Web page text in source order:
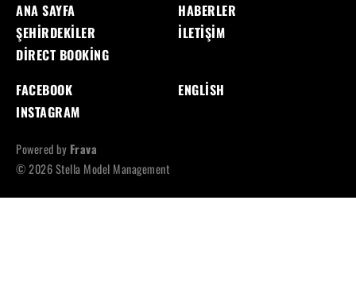
ANA SAYFA
ŞEHIRDEKILER
DIRECT BOOKING
HABERLER
İLETIŞIM
FACEBOOK
INSTAGRAM
ENGLISH
© 2026 Stella Model Management
Powered by Frava